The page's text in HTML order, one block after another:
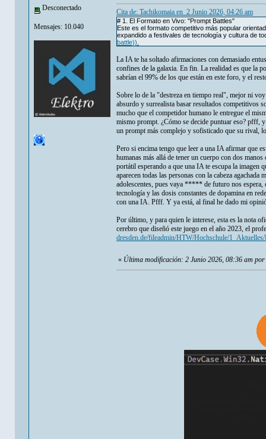
Desconectado
Mensajes: 10.040
Cita de: Tachikomaia en 2 Junio 2026, 04:26 am
# 1. El Formato en Vivo: "Prompt Battles"
Este es el formato competitivo más popular
expandido a festivales de tecnología y cultura de
battle)).
La IA te ha soltado afirmaciones con demasiado
confines de la galaxia. En fin. La realidad es que la
sabrían el 99% de los que están en este foro, y el
Sobre lo de la "destreza en tiempo real", mejor ni
absurdo y surrealista basar resultados competitivos
mucho que el competidor humano le entregue el
mismo prompt. ¿Cómo se decide puntuar eso? pfff,
un prompt más complejo y sofisticado que su rival,
Pero si encima tengo que leer a una IA afirmar que
humanas más allá de tener un cuerpo con dos
portátil esperando a que una IA te escupa la imagen
aparecen todas las personas con la cabeza
adolescentes, pues vaya ***** de futuro nos espera,
tecnología y las dosis constantes de dopamina en
con una IA. Pfff. Y ya está, al final he dado mi
Por último, y para quien le interese, esta es la nota
cerebro que diseñó este juego en el año 2023, el
dresden.de/fileadmin/HTW/Hochschule/
« Última modificación: 2 Junio 2026, 08:36 am